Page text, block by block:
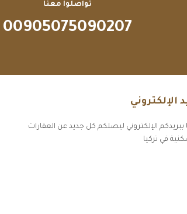
تواصلوا معنا
00905075090207
الإلكتروني
ببريدكم الإلكتروني ليصلكم كل جديد عن العقارات
في تركيا